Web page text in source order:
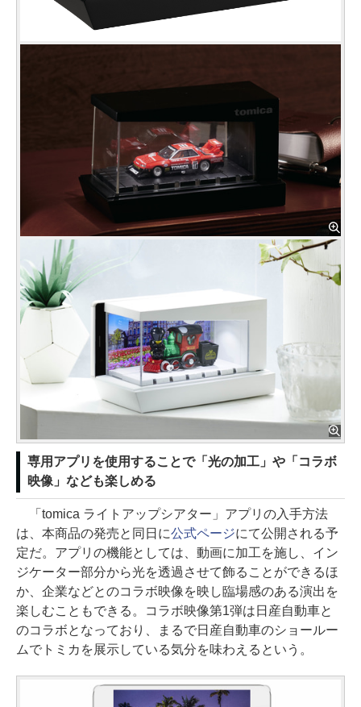
専用アプリを使用することで「光の加工」や「コラボ
映像」なども楽しめる
「tomica ライトアップシアター」アプリの入手方法
は、本商品の発売と同日に公式ページにて公開される予
定だ。アプリの機能としては、動画に加工を施し、イン
ジケーター部分から光を透過させて飾ることができるほ
か、企業などとのコラボ映像を映し臨場感のある演出を
楽しむこともできる。コラボ映像第1弾は日産自動車と
のコラボとなっており、まるで日産自動車のショールー
ムでトミカを展示している気分を味わえるという。